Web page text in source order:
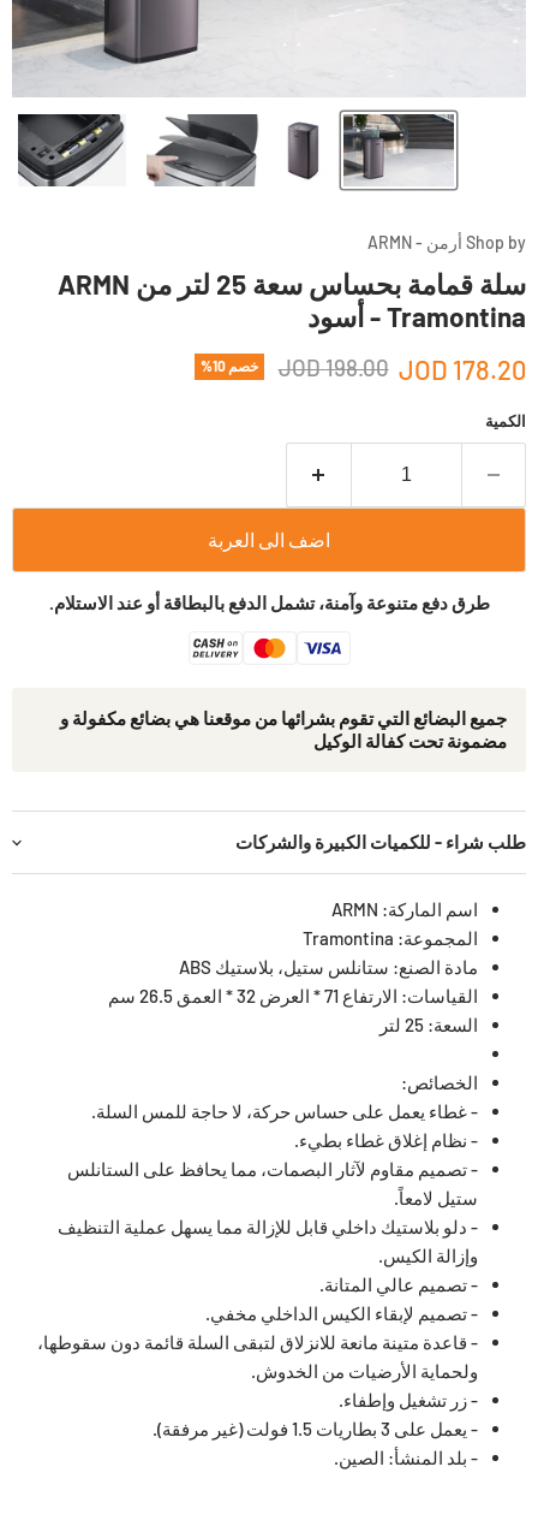
Shop by أرمن - ARMN
سلة قمامة بحساس سعة 25 لتر من ARMN
Tramontina - أسود
198.00 JOD 178.20 JOD خصم 10
%
الكمية
اضف الى العربة
طرق دفع متنوعة وآمنة، تشمل الدفع بالبطاقة أو عند الاستلام.
جمیع البضائع التي تقوم بشرائھا من موقعنا ھي بضائع مكفولة و
مضمونة تحت كفالة الوكيل
طلب شراء - للكميات الكبيرة والشركات
اسم الماركة: ARMN
المجموعة: Tramontina
مادة الصنع: ستانلس ستيل، بلاستيك ABS
القياسات: الارتفاع 71 * العرض 32 * العمق 26.5 سم
السعة: 25 لتر
الخصائص:
- غطاء يعمل على حساس حركة، لا حاجة للمس السلة.
- نظام إغلاق غطاء بطيء.
- تصميم مقاوم لآثار البصمات، مما يحافظ على الستانلس
ستيل لامعاً.
- دلو بلاستيك داخلي قابل للإزالة مما يسهل عملية التنظيف
وإزالة الكيس.
- تصميم عالي المتانة.
- تصميم لإبقاء الكيس الداخلي مخفي.
- قاعدة متينة مانعة للانزلاق لتبقى السلة قائمة دون سقوطها،
ولحماية الأرضيات من الخدوش.
- زر تشغيل وإطفاء.
- يعمل على 3 بطاريات 1.5 فولت (غير مرفقة).
- بلد المنشأ: الصين.